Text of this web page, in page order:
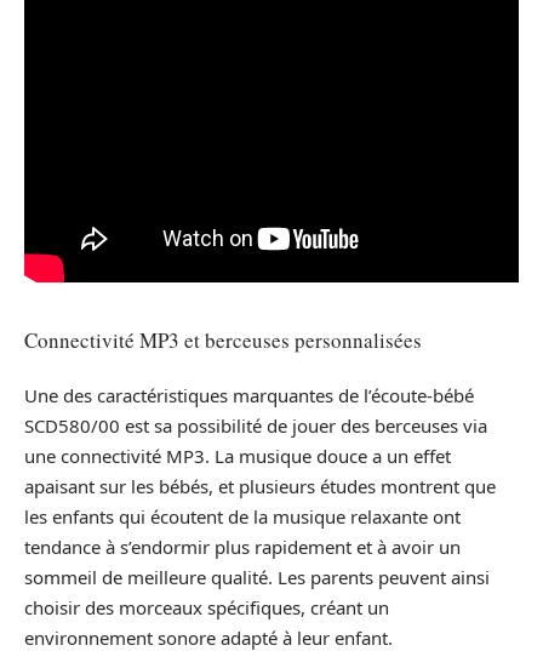
Connectivité MP3 et berceuses personnalisées
Une des caractéristiques marquantes de l’écoute-bébé
SCD580/00 est sa possibilité de jouer des berceuses via
une connectivité MP3. La musique douce a un effet
apaisant sur les bébés, et plusieurs études montrent que
les enfants qui écoutent de la musique relaxante ont
tendance à s’endormir plus rapidement et à avoir un
sommeil de meilleure qualité. Les parents peuvent ainsi
choisir des morceaux spécifiques, créant un
environnement sonore adapté à leur enfant.